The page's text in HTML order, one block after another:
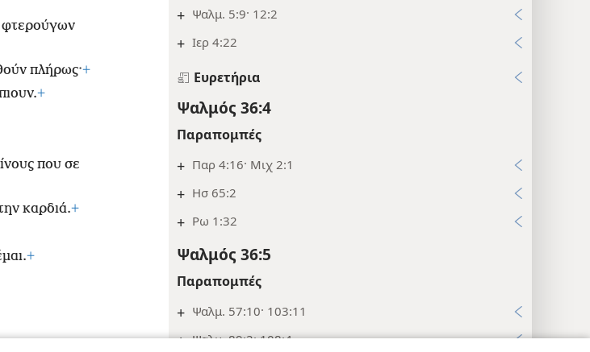
+ Ψαλμ. 5:9· 12:2
+ Ιερ 4:22
Ευρετήρια
Ψαλμός 36:4
Παραπομπές
+ Παρ 4:16· Μιχ 2:1
+ Ησ 65:2
+ Ρω 1:32
Ψαλμός 36:5
Παραπομπές
+ Ψαλμ. 57:10· 103:11
+ Ψαλμ. 89:2· 108:4
φτερούγων
πλήρως·+
+
που σε
καρδιά.+
+